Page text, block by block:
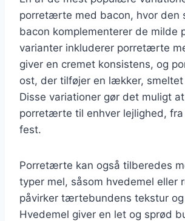
porretærte med bacon, hvor den
bacon komplementerer de milde
varianter inkluderer porretærte
giver en cremet konsistens, og
ost, der tilføjer en lækker, smeltet
Disse variationer gør det muligt
porretærte til enhver lejlighed,
fest.
Porretærte kan også tilberedes
typer mel, såsom hvedemel eller
påvirker tærtebundens tekstur og
Hvedemel giver en let og sprød